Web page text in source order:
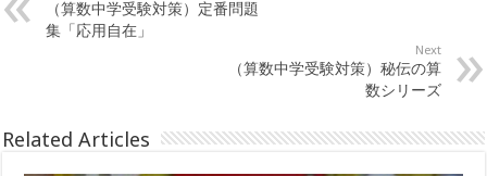
（算数中学受験対策）定番問題
集「応用自在」
Next
（算数中学受験対策）秘伝の算
数シリーズ
Related Articles